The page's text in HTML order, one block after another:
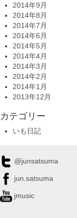
2014年9月
2014年8月
2014年7月
2014年6月
2014年5月
2014年4月
2014年3月
2014年2月
2014年1月
2013年12月
カテゴリー
いも日記
@junsatsuma
jun.satsuma
jmusic